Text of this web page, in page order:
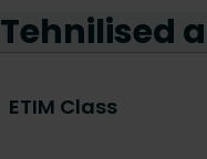
Tehnilised
ETIM Class